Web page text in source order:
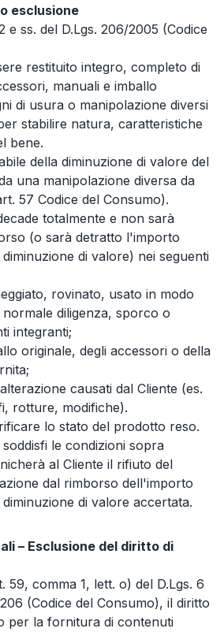
esclusione
e ss. del D.Lgs. 206/2005 (Codice
restituito integro, completo di
manuali e imballo
di usura o manipolazione diversi
stabilire natura, caratteristiche
bene.
della diminuzione di valore del
una manipolazione diversa da
57 Codice del Consumo).
totalmente e non sarà
(o sarà detratto l'importo
di valore) nei seguenti
rovinato, usato in modo
diligenza, sporco o
integranti;
originale, degli accessori o della
causati dal Cliente (es.
rotture, modifiche).
lo stato del prodotto reso.
le condizioni sopra
al Cliente il rifiuto del
dal rimborso dell'importo
di valore accertata.
– Esclusione del diritto di
comma 1, lett. o) del D.Lgs. 6
(Codice del Consumo), il diritto
per la fornitura di contenuti